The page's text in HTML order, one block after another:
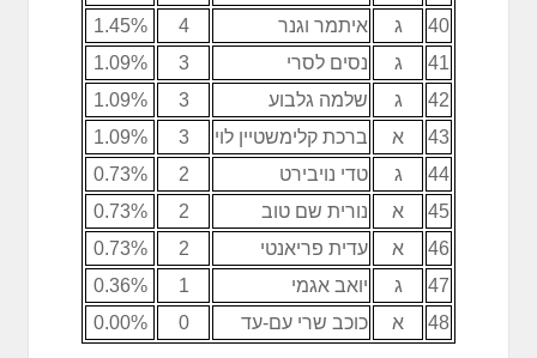
1.45%
4 איתמר וגנר ג
40
1.09%
3 נסים לסרי ג
41
1.09%
3 שלמה גלבוע ג
42
1.09%
3 ברכת קלימשטיין לוי א
43
0.73%
2 טדי נויבירט ג
44
0.73%
2 נורית שם טוב א
45
0.73%
2 עדית פריאנטי א
46
0.36%
1 יואב אגמי ג
47
0.00%
0 כוכב שרי עם-עד א 48